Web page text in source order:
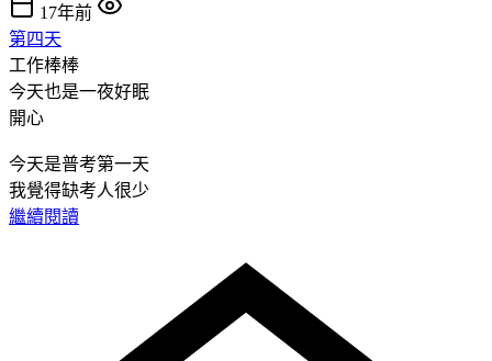
17年前
第四天
工作棒棒
今天也是一夜好眠
開心
今天是普考第一天
我覺得缺考人很少
繼續閱讀